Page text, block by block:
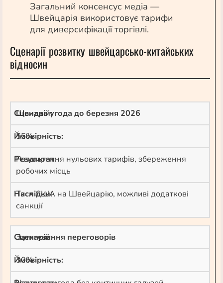
Загальний консенсус медіа —
Швейцарія використовує тарифи
для диверсифікації торгівлі.
Сценарії розвитку швейцарсько-китайських
відносин
Швидка угода до березня 2026
55%
Розширення нульових тарифів, збереження
робочих місць
Тиск США на Швейцарію, можливі додаткові
санкції
Затягування переговорів
30%